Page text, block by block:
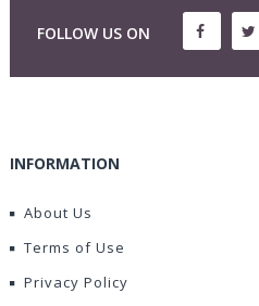
FOLLOW US ON
INFORMATION
About Us
Terms of Use
Privacy Policy